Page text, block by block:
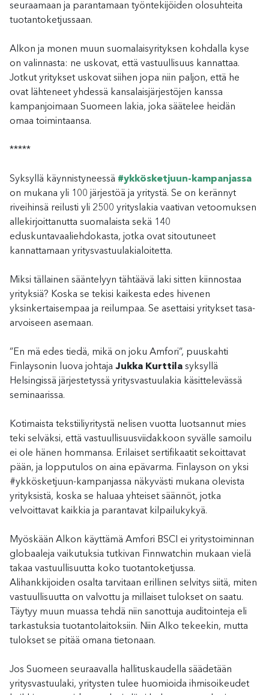
seuraamaan ja parantamaan työntekijöiden olosuhteita
tuotantoketjussaan.
Alkon ja monen muun suomalaisyrityksen kohdalla kyse
on valinnasta: ne uskovat, että vastuullisuus kannattaa.
Jotkut yritykset uskovat siihen jopa niin paljon, että he
ovat lähteneet yhdessä kansalaisjärjestöjen kanssa
kampanjoimaan Suomeen lakia, joka säätelee heidän
omaa toimintaansa.
*****
Syksyllä käynnistyneessä #ykkösketjuun-kampanjassa
on mukana yli 100 järjestöä ja yritystä. Se on kerännyt
riveihinsä reilusti yli 2500 yrityslakia vaativan vetoomuksen
allekirjoittanutta suomalaista sekä 140
eduskuntavaaliehdokasta, jotka ovat sitoutuneet
kannattamaan yritysvastuulakialoitetta.
Miksi tällainen sääntelyyn tähtäävä laki sitten kiinnostaa
yrityksiä? Koska se tekisi kaikesta edes hivenen
yksinkertaisempaa ja reilumpaa. Se asettaisi yritykset tasa-
arvoiseen asemaan.
”En mä edes tiedä, mikä on joku Amfori”, puuskahti
Finlaysonin luova johtaja Jukka Kurttila syksyllä
Helsingissä järjestetyssä yritysvastuulakia käsittelevässä
seminaarissa.
Kotimaista tekstiiliyritystä nelisen vuotta luotsannut mies
teki selväksi, että vastuullisuusviidakkoon syvälle samoilu
ei ole hänen hommansa. Erilaiset sertifikaatit sekoittavat
pään, ja lopputulos on aina epävarma. Finlayson on yksi
#ykkösketjuun-kampanjassa näkyvästi mukana olevista
yrityksistä, koska se haluaa yhteiset säännöt, jotka
velvoittavat kaikkia ja parantavat kilpailukykyä.
Myöskään Alkon käyttämä Amfori BSCI ei yritystoiminnan
globaaleja vaikutuksia tutkivan Finnwatchin mukaan vielä
takaa vastuullisuutta koko tuotantoketjussa.
Alihankkijoiden osalta tarvitaan erillinen selvitys siitä, miten
vastuullisuutta on valvottu ja millaiset tulokset on saatu.
Täytyy muun muassa tehdä niin sanottuja auditointeja eli
tarkastuksia tuotantolaitoksiin. Niin Alko tekeekin, mutta
tulokset se pitää omana tietonaan.
Jos Suomeen seuraavalla hallituskaudella säädetään
yritysvastuulaki, yritysten tulee huomioida ihmisoikeudet